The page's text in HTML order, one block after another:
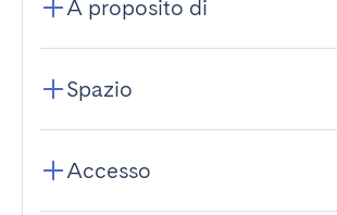
A proposito di
Spazio
Accesso